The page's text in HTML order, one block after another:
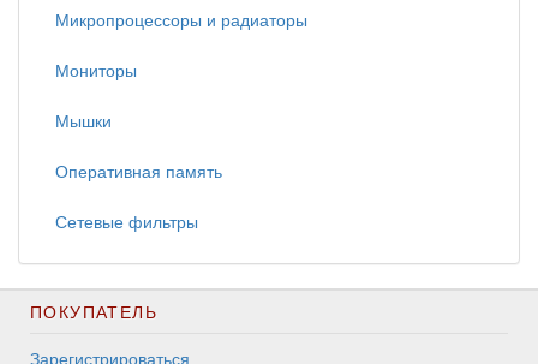
Микропроцессоры и радиаторы
Мониторы
Мышки
Оперативная память
Сетевые фильтры
ПОКУПАТЕЛЬ
Зарегистрироваться